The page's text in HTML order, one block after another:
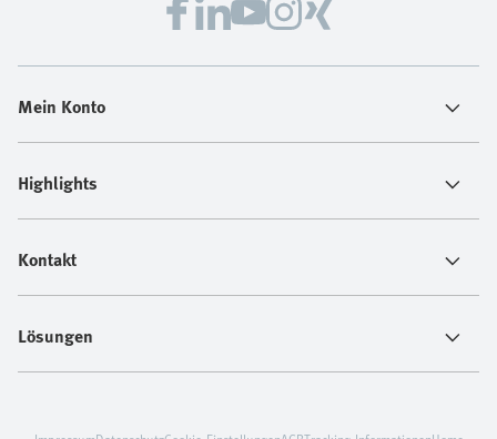
Mein Konto
Highlights
Kontakt
Lösungen